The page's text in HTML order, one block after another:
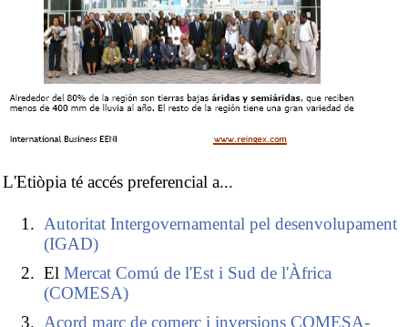
L'Etiòpia té accés preferencial a...
Autoritat Intergovernamental pel desenvolupament
(IGAD)
El Mercat Comú de l'Est i Sud de l'Àfrica
(COMESA)
Acord marc de comerç i inversions COMESA-